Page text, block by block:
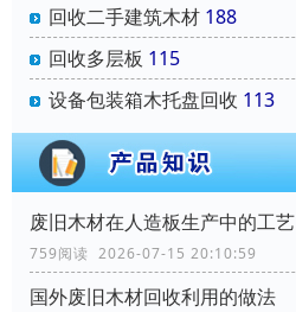
回收二手建筑木材 188
回收多层板 115
设备包装箱木托盘回收 113
废旧木材在人造板生产中的工艺
759阅读 2026-07-15 20:10:59
国外废旧木材回收利用的做法